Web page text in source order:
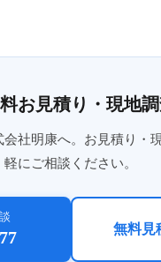
お見積り・現地
社明康へ。お見積り・
軽にご相談ください。
無料見